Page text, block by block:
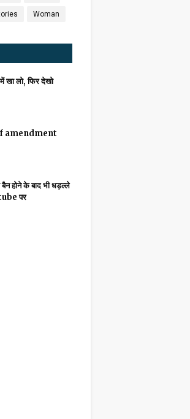
Woman
खा लो, फिर देखो
amendment
होने के बाद भी धड़ल्ले
पर